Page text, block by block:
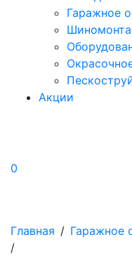
Гаражное
Акции
0
Главная / Гаражное
/